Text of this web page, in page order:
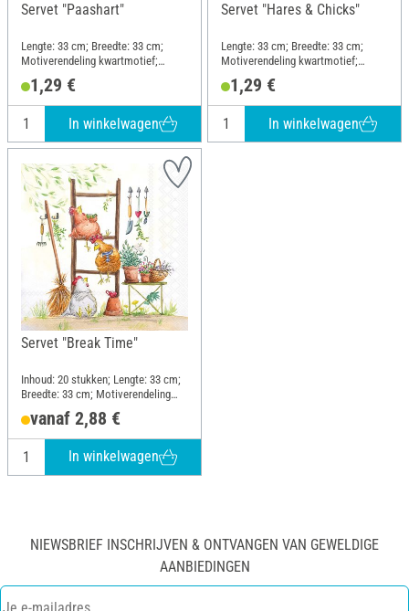
Servet "Paashart"
Lengte: 33 cm; Breedte: 33 cm;
Motiverendeling kwartmotief;
1,29 €
In winkelwagen
Servet "Hares & Chicks"
Lengte: 33 cm; Breedte: 33 cm;
Motiverendeling kwartmotief;
1,29 €
In winkelwagen
Servet "Break Time"
Inhoud: 20 stukken; Lengte: 33 cm;
Breedte: 33 cm; Motiverendeling
kwartmotief; Materiaal: Papier
vanaf 2,88 €
In winkelwagen
NIEWSBRIEF INSCHRIJVEN & ONTVANGEN VAN GEWELDIGE
AANBIEDINGEN